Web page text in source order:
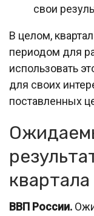
свои
В целом,
периодом для
использовать
для своих
поставленных
ВВП России.